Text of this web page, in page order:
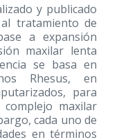
y publicado
tratamiento de
a expansión
maxilar lenta
se basa en
Rhesus, en
para
maxilar
cada uno de
en términos